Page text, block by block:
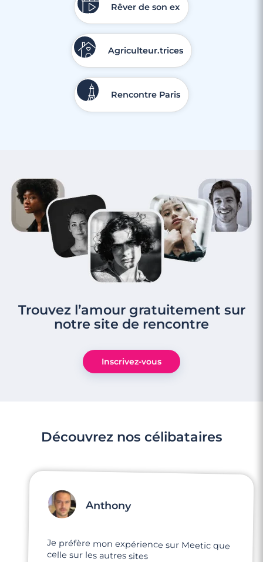
Rêver de son ex
Agriculteur.trices
Rencontre Paris
Trouvez l’amour gratuitement sur
notre site de rencontre
Inscrivez-vous
Découvrez nos célibataires
Anthony
Je préfère mon expérience sur Meetic que
celle sur les autres sites